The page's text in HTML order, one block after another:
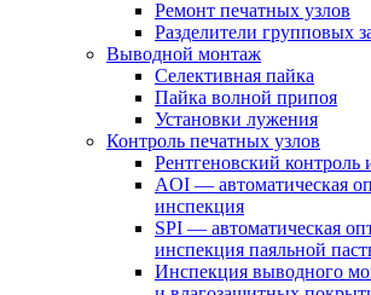
Ремонт печатных узлов
Разделители групповых
Выводной монтаж
Селективная пайка
Пайка волной припоя
Установки лужения
Контроль печатных узлов
Рентгеновский контроль
AOI — автоматическая
инспекция
SPI — автоматическая
инспекция паяльной
Инспекция выводного